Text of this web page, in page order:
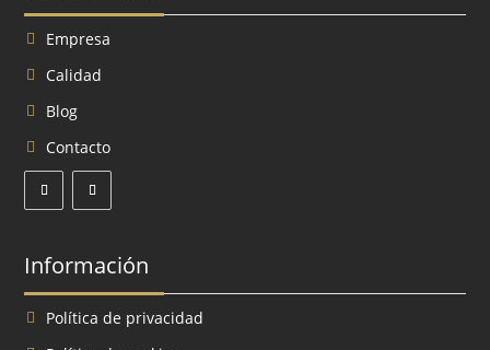
Empresa
Calidad
Blog
Contacto
Información
Política de privacidad